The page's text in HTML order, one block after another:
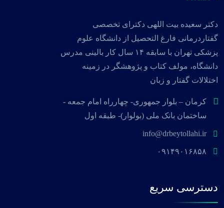
دکتر سعیده بیت اللهی دکترای تخصصی
گفتاردرمانی فارغ التحصیل از دانشگاه علوم
پزشکی تهران با سابقه ۱۴ سال کار بالینی مدرس
دانشگاه، مولف کتاب و پژوهشگر در زمینه
اختلالات گفتار و زبان
کرمان – بلوار جمهوری- چهارراه امام جمعه -
ساختمان بانک ملی (بولوار)- طبقه اول
info@drbeytollahi.ir
۰۹۱۴۹۰۱۶۸۵۸
دسترسی سریع